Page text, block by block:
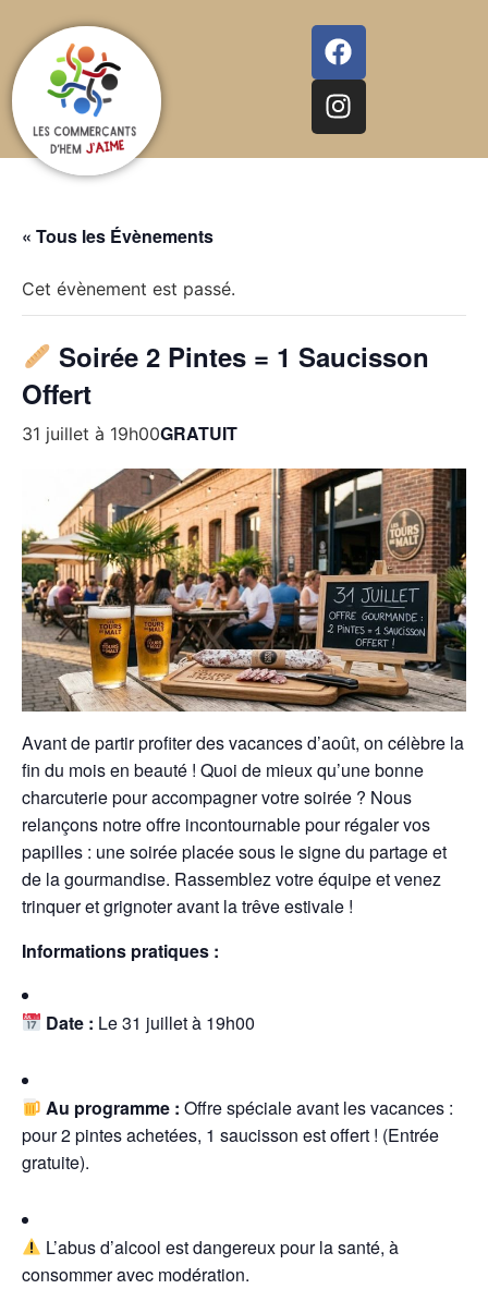
« Tous les Évènements
Cet évènement est passé.
Soirée 2 Pintes = 1 Saucisson
Offert
31 juillet à 19h00GRATUIT
Avant de partir profiter des vacances d’août, on célèbre la
fin du mois en beauté ! Quoi de mieux qu’une bonne
charcuterie pour accompagner votre soirée ? Nous
relançons notre offre incontournable pour régaler vos
papilles : une soirée placée sous le signe du partage et
de la gourmandise. Rassemblez votre équipe et venez
trinquer et grignoter avant la trêve estivale !
Informations pratiques :
Date : Le 31 juillet à 19h00
Au programme : Offre spéciale avant les vacances :
pour 2 pintes achetées, 1 saucisson est offert ! (Entrée
gratuite).
L’abus d’alcool est dangereux pour la santé, à
consommer avec modération.